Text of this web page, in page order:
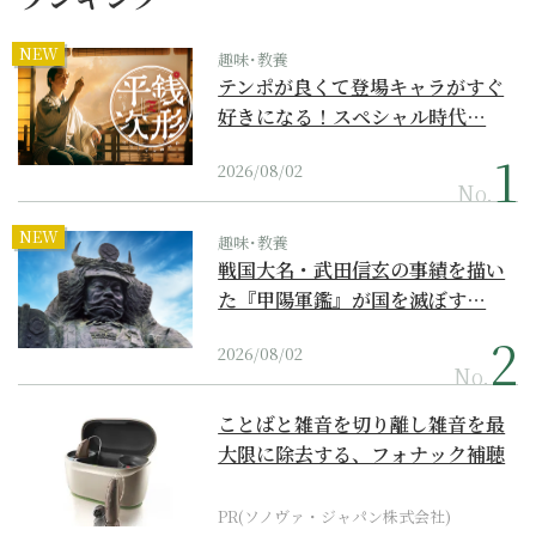
NEW 趣味･教養
テンポが良くて登場キャラがすぐ
好きになる！スペシャル時代…
2026/08/02
No.
NEW 趣味･教養
戦国大名・武田信玄の事績を描い
た『甲陽軍鑑』が国を滅ぼす…
2026/08/02
No.
ことばと雑音を切り離し雑音を最
大限に除去する、フォナック補聴
PR(ソノヴァ・ジャパン株式会社)